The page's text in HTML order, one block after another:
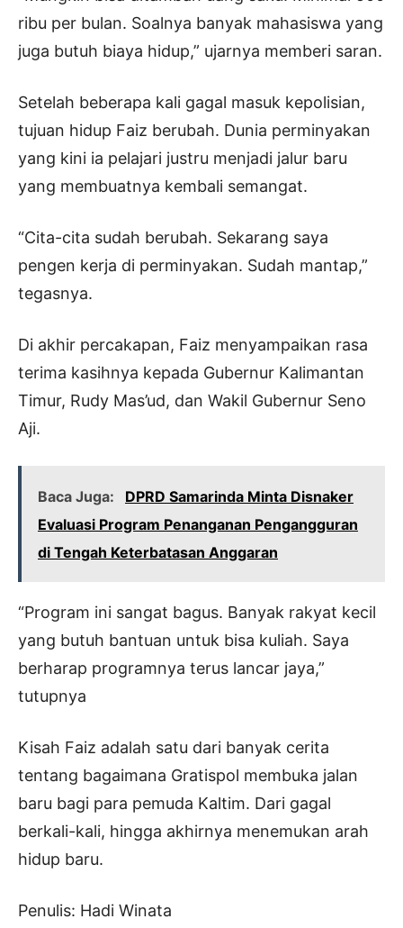
ribu per bulan. Soalnya banyak mahasiswa yang
juga butuh biaya hidup,” ujarnya memberi saran.
Setelah beberapa kali gagal masuk kepolisian,
tujuan hidup Faiz berubah. Dunia perminyakan
yang kini ia pelajari justru menjadi jalur baru
yang membuatnya kembali semangat.
“Cita-cita sudah berubah. Sekarang saya
pengen kerja di perminyakan. Sudah mantap,”
tegasnya.
Di akhir percakapan, Faiz menyampaikan rasa
terima kasihnya kepada Gubernur Kalimantan
Timur, Rudy Mas’ud, dan Wakil Gubernur Seno
Aji.
Baca Juga:
DPRD Samarinda Minta Disnaker
Evaluasi Program Penanganan Pengangguran
di Tengah Keterbatasan Anggaran
“Program ini sangat bagus. Banyak rakyat kecil
yang butuh bantuan untuk bisa kuliah. Saya
berharap programnya terus lancar jaya,”
tutupnya
Kisah Faiz adalah satu dari banyak cerita
tentang bagaimana Gratispol membuka jalan
baru bagi para pemuda Kaltim. Dari gagal
berkali-kali, hingga akhirnya menemukan arah
hidup baru.
Penulis: Hadi Winata